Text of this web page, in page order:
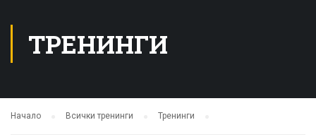
ТРЕНИНГИ
Начало Всички тренинги Тренинги